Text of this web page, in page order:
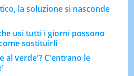
la soluzione si nasconde
usi tutti i giorni possono
sostituirli
al verde'? C'entrano le